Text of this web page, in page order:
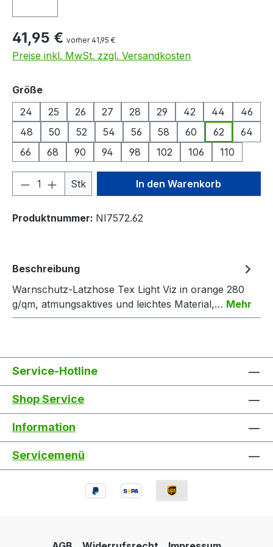
41,95 € vorher 41,95 €
Preise inkl. MwSt. zzgl. Versandkosten
Größeauswählen
24
25 26 27 28 29 42 44
46
48
50 52 54 56 58 60 62
64
66
68 90 94 98 102 106 110
Produkt Anzahl: Gib den
Stk In den Warenkorb
Produktnummer: NI7572.62
Beschreibung
Warnschutz-Latzhose Tex Light Viz in orange 280
g/qm, atmungsaktives und leichtes Material,… Mehr
Service-Hotline
Shop Service
Information
Servicemenü